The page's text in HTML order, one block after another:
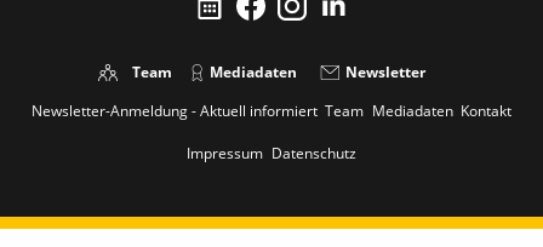
Team Mediadaten
Newsletter
Newsletter-Anmeldung - Aktuell informiert Team Mediadaten Kontakt
Impressum Datenschutz